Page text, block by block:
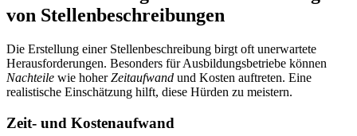
von Stellenbeschreibungen
Die Erstellung einer Stellenbeschreibung birgt oft unerwartete
Herausforderungen. Besonders für Ausbildungsbetriebe können
Nachteile wie hoherZeitaufwand und Kosten auftreten. Eine
realistische Einschätzung hilft, diese Hürden zu meistern.
Zeit- und Kostenaufwand